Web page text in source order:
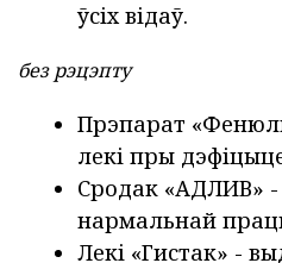
ўсіх відаў.
без рэцэпту
Прэпарат
лекі пры
Сродак «АДЛИВ» -
нармальнай
Лекі «Гистак» -